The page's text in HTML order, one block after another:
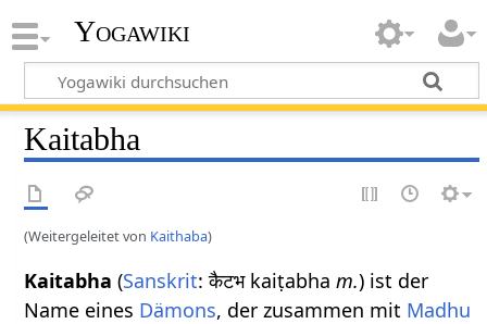
Yogawiki
Kaitabha
(Weitergeleitet von Kaithaba)
Kaitabha (Sanskrit: कैटभ kaiṭabham.) ist der
Name eines Dämons, der zusammen mit Madhu